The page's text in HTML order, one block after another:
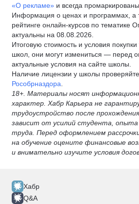
«О рекламе» и всегда
Информация о ценах и программах, а
рейтинге онлайн-курсов по тематике
актуальны на 08.08.2026.
Итоговую стоимость и условия
школ, они могут измениться — перед
актуальные условия на сайте школы.
Наличие лицензии у школы проверяйте
Рособрназдора
18+. Материалы носят
характер. Хабр Карьера не
трудоустройство после
зависит от усилий студента, опыта
труда. Перед оформлением
на обучение оцените финансовые
и внимательно изучите условия
Хабр
Q&A